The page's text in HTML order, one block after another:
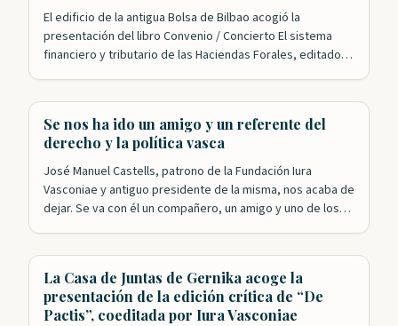
El edificio de la antigua Bolsa de Bilbao acogió la
presentación del libro Convenio / Concierto El sistema
financiero y tributario de las Haciendas Forales, editado
presidente, Roldán Jimeno, contó con…
Se nos ha ido un amigo y un referente del
derecho y la política vasca
José Manuel Castells, patrono de la Fundación Iura
Vasconiae y antiguo presidente de la misma, nos acaba de
dejar. Se va con él un compañero, un amigo y uno de los
La Casa de Juntas de Gernika acoge la
presentación de la edición crítica de “De
Pactis”, coeditada por Iura Vasconiae